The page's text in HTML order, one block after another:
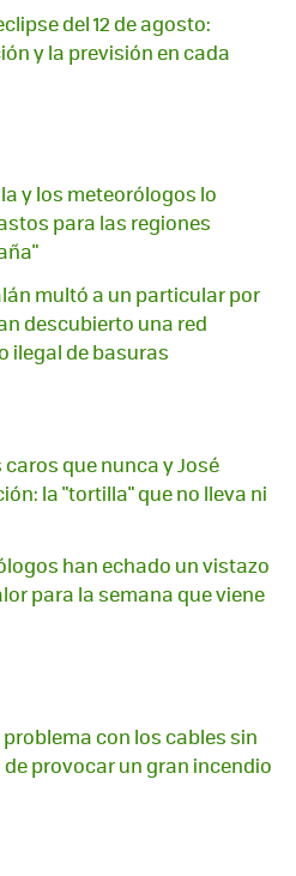
del 12 de agosto:
y la previsión en cada
y los meteorólogos lo
para las regiones
multó a un particular por
descubierto una red
ilegal de basuras
que nunca y José
la "tortilla" que no lleva ni
han echado un vistazo
para la semana que viene
con los cables sin
provocar un gran incendio